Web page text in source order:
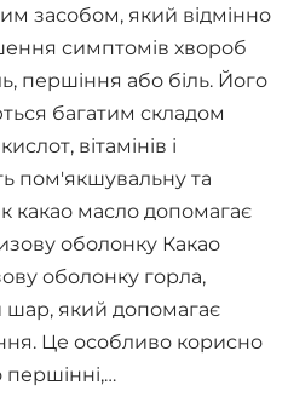
засобом, який відмінно
симптомів хвороб
першіння або біль. Його
багатим складом
вітамінів і
пом'якшувальну та
какао масло допомагає
оболонку Какао
оболонку горла,
який допомагає
Це особливо корисно